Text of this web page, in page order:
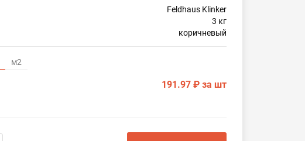
Feldhaus Klinker
3 кг
коричневый
м2
191.97 ₽ за шт